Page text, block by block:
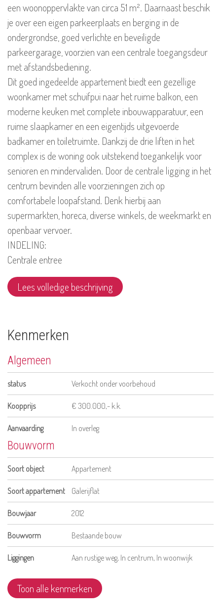
een woonoppervlakte van circa 51 m². Daarnaast beschik
je over een eigen parkeerplaats en berging in de
ondergrondse, goed verlichte en beveiligde
parkeergarage, voorzien van een centrale toegangsdeur
met afstandsbediening.
Dit goed ingedeelde appartement biedt een gezellige
woonkamer met schuifpui naar het ruime balkon, een
moderne keuken met complete inbouwapparatuur, een
ruime slaapkamer en een eigentijds uitgevoerde
badkamer en toiletruimte. Dankzij de drie liften in het
complex is de woning ook uitstekend toegankelijk voor
senioren en mindervaliden. Door de centrale ligging in het
centrum bevinden alle voorzieningen zich op
comfortabele loopafstand. Denk hierbij aan
supermarkten, horeca, diverse winkels, de weekmarkt en
openbaar vervoer.
INDELING:
Centrale entree
Lees volledige beschrijving
Kenmerken
Algemeen
status Verkocht onder voorbehoud
Koopprijs € 300.000,- k.k.
Aanvaarding In overleg
Bouwvorm
Soort object Appartement
Soort appartement Galerijflat
Bouwjaar 2012
Bouwvorm Bestaande bouw
Liggingen Aan rustige weg, In centrum, In woonwijk
Toon alle kenmerken